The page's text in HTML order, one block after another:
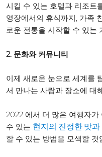
시킬 수 있는 호텔과 리조트
영장에서의 휴식까지, 가족
로운 전통을 시작할 수 있는
2. 문화와 커뮤니티
이제 새로운 눈으로 세계를
서 만나는 사람과 장소에 대
2022 에서 더 많은 여행자
수 있는 현지의 진정한 맛과
할 수 있는 방법을 모색할 것